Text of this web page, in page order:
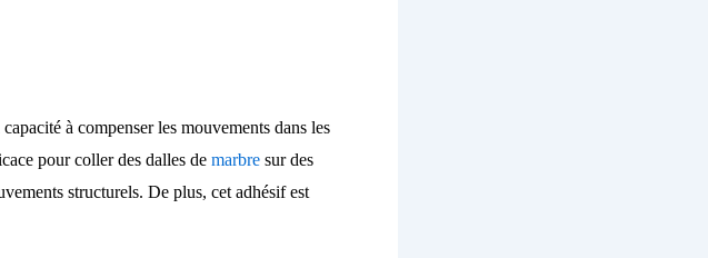
à compenser les mouvements dans les
pour coller des dalles de marbresur des
structurels. De plus, cet adhésif est